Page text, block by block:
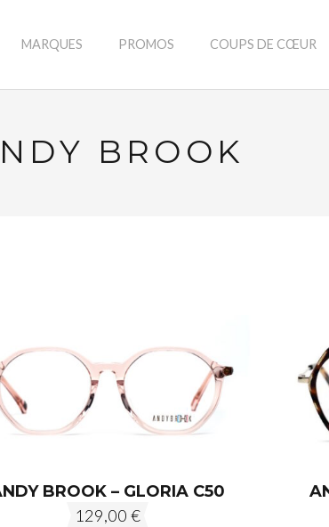
MARQUES PROMOS COUPS DE CŒUR
BROOK
BROOK – GLORIA C50
129,00 €